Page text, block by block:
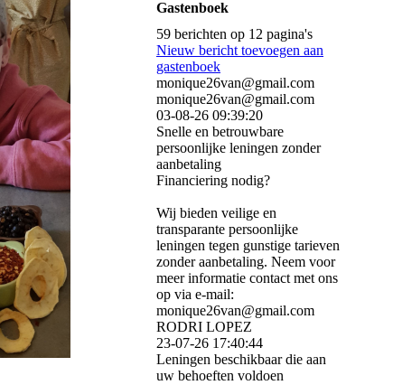
Gastenboek
59 berichten op 12 pagina's
Nieuw bericht toevoegen aan
gastenboek
monique26van@gmail.com
monique26van@gmail.com
03-08-26 09:39:20
Snelle en betrouwbare
persoonlijke leningen zonder
aanbetaling
Financiering nodig?
Wij bieden veilige en
transparante persoonlijke
leningen tegen gunstige tarieven
zonder aanbetaling. Neem voor
meer informatie contact met ons
op via e-mail:
monique26van@gmail.com
RODRI LOPEZ
23-07-26 17:40:44
Leningen beschikbaar die aan
uw behoeften voldoen